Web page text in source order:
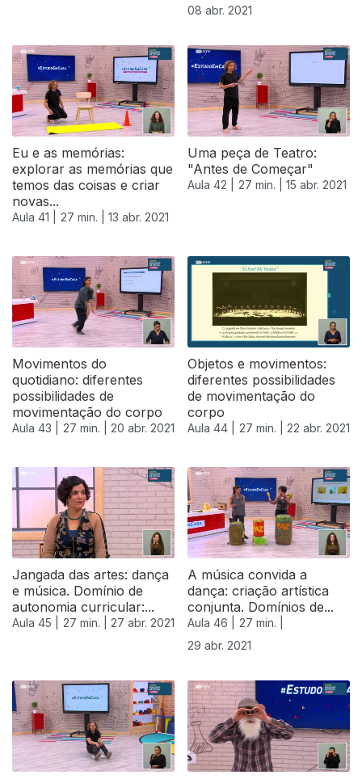
08 abr. 2021
Eu e as memórias:
explorar as memórias que
temos das coisas e criar
novas...
Aula 41 | 27 min. | 13 abr. 2021
Uma peça de Teatro:
"Antes de Começar"
Aula 42 | 27 min. | 15 abr. 2021
Movimentos do
quotidiano: diferentes
possibilidades de
movimentação do corpo
Aula 43 | 27 min. | 20 abr. 2021
Objetos e movimentos:
diferentes possibilidades
de movimentação do
corpo
Aula 44 | 27 min. | 22 abr. 2021
Jangada das artes: dança
e música. Domínio de
autonomia curricular:...
Aula 45 | 27 min. | 27 abr. 2021
A música convida a
dança: criação artística
conjunta. Domínios de...
Aula 46 |
27 min. |
29 abr. 2021
542036